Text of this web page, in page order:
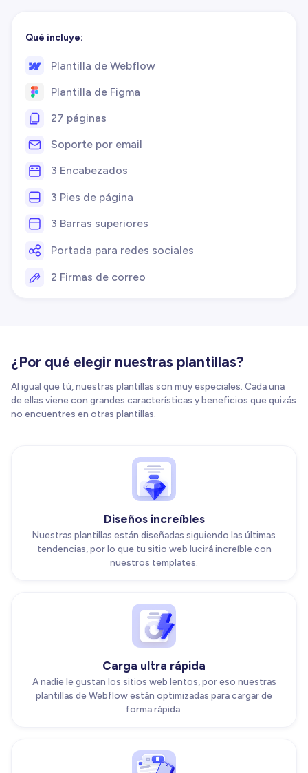
Qué incluye:
Plantilla de Webflow
Plantilla de Figma
27 páginas
Soporte por email
3 Encabezados
3 Pies de página
3 Barras superiores
Portada para redes sociales
2 Firmas de correo
¿Por qué elegir nuestras plantillas?
Al igual que tú, nuestras plantillas son muy especiales. Cada una
de ellas viene con grandes características y beneficios que quizás
no encuentres en otras plantillas.
Diseños increíbles
Nuestras plantillas están diseñadas siguiendo las últimas
tendencias, por lo que tu sitio web lucirá increíble con
nuestros templates.
Carga ultra rápida
A nadie le gustan los sitios web lentos, por eso nuestras
plantillas de Webflow están optimizadas para cargar de
forma rápida.